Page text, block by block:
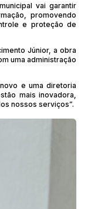
vai garantir
promovendo
e proteção de
Júnior, a obra
uma administração
e uma diretoria
mais inovadora,
nossos serviços”.